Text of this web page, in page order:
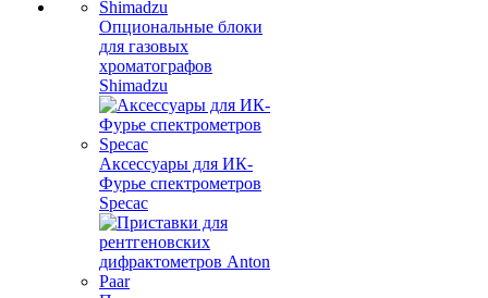
Опциональные блоки
для газовых
хроматографов
Shimadzu
Аксессуары для ИК-
Фурье спектрометров
Specac